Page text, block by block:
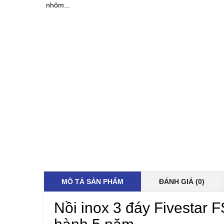
nhôm...
MÔ TẢ SẢN PHẨM ĐÁNH GIÁ (0)
Nồi inox 3 đáy Fivestar